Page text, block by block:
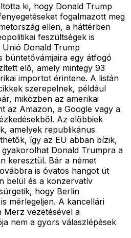
ki, hogy Donald Trump
fogalmazott meg
ellen, a háttérben
feszültségek is
Unió Donald Trump
büntetővámjaira egy átfogó
elő, amely mintegy 93
importot érintene. A listán
szerepelnek, például
miközben az amerikai
az Amazon, a Google vagy a
Az előbbiek
amelyek republikánus
így az EU abban bízik,
Donald Trumpra a
keresztül. Bár a német
is óvatos hangot üt
belül és a konzervatív
hogy Berlin
mérlegeljen. A kancellári
vezetésével a
nem a gyors válaszlépések